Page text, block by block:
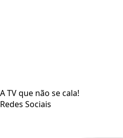
A TV que não se cala!
Redes Sociais